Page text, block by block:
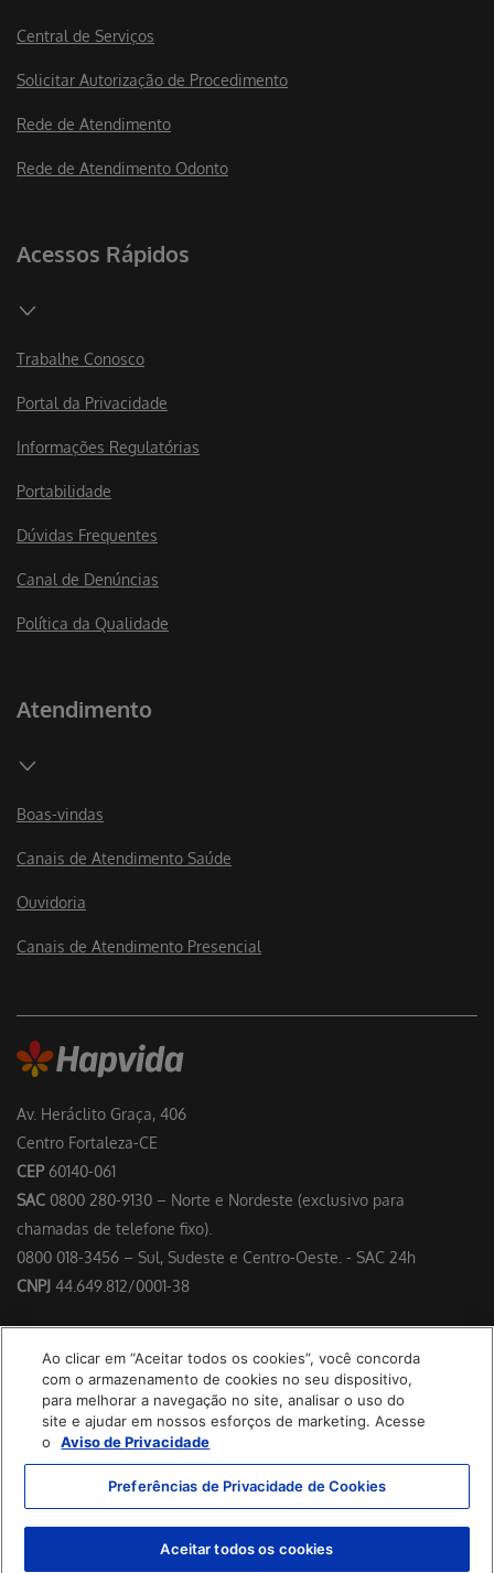
Av. Heráclito Graça, 406
Centro Fortaleza-CE
CEP60140-061
chamadas de telefone fixo).
Política de Cookies
Rede de Atendimento
Rede de Atendimento Odonto
Acessos Rápidos
Trabalhe Conosco
Portal da Privacidade
Informações Regulatórias
Portabilidade
Dúvidas Frequentes
Canal de Denúncias
Política da Qualidade
Atendimento
Boas-vindas
Canais de Atendimento Saúde
Ouvidoria
Canais de Atendimento Presencial
Ao clicar em “Aceitar todos os cookies”, você concorda
com o armazenamento de cookies no seu dispositivo,
para melhorar a navegação no site, analisar o uso do
site e ajudar em nossos esforços de marketing. Acesse
o
Aviso de Privacidade
Preferências de Privacidade de Cookies
Aceitar todos os cookies